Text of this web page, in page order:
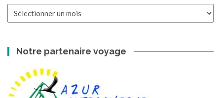
Notre partenaire voyage